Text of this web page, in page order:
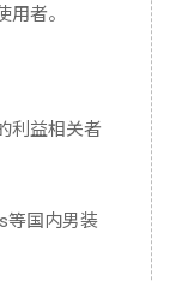
者。
利益相关者
等国内男装